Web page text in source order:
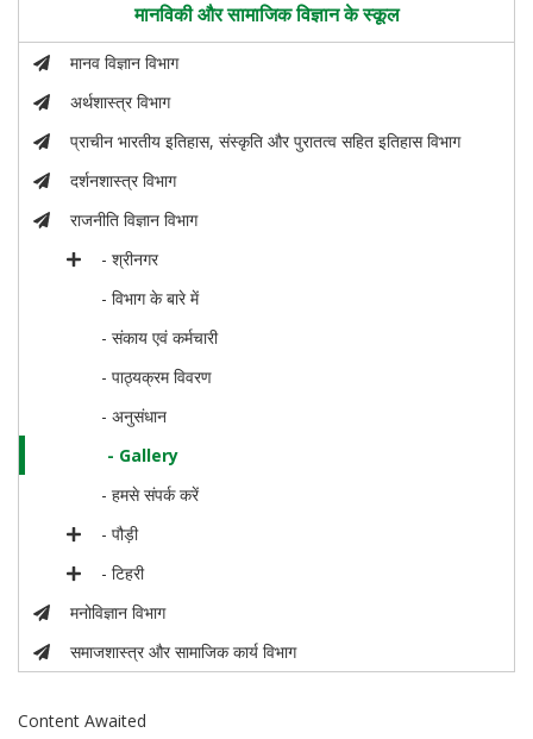
मानविकी और सामाजिक विज्ञान के स्कूल
मानव विज्ञान विभाग
अर्थशास्त्र विभाग
प्राचीन भारतीय इतिहास, संस्कृति और पुरातत्व सहित इतिहास विभाग
दर्शनशास्त्र विभाग
राजनीति विज्ञान विभाग
- श्रीनगर
- विभाग के बारे में
- संकाय एवं कर्मचारी
- पाठ्यक्रम विवरण
- अनुसंधान
- Gallery
- हमसे संपर्क करें
- पौड़ी
- टिहरी
मनोविज्ञान विभाग
समाजशास्त्र और सामाजिक कार्य विभाग
Content Awaited